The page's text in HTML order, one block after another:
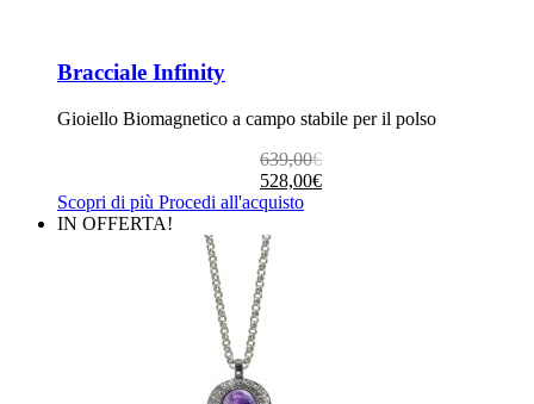
Bracciale Infinity
Gioiello Biomagnetico a campo stabile per il polso
639,00€
Il
prezzo
originale
528,00€
Il
prezzo
attuale
Scopri di più Procedi all'acquisto
IN OFFERTA!